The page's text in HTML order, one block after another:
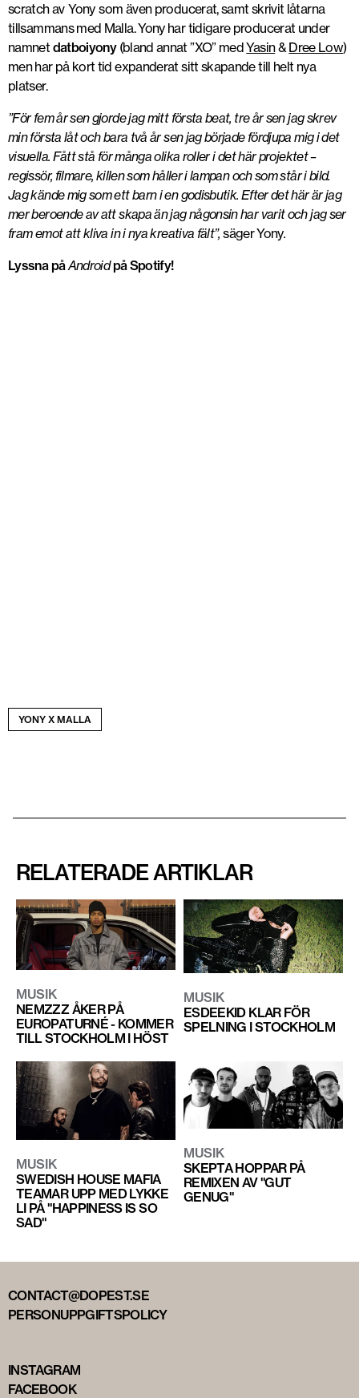
scratch av Yony som även producerat, samt skrivit låtarna
tillsammans med Malla. Yony har tidigare producerat under
namnet datboiyony(bland annat ”XO” medYasin&Dree Low)
men har på kort tid expanderat sitt skapande till helt nya
platser.
”För fem år sen gjorde jag mitt första beat, tre år sen jag skrev
min första låt och bara två år sen jag började fördjupa mig i det
visuella. Fått stå för många olika roller i det här projektet –
regissör, filmare, killen som håller i lampan och som står i bild.
Jag kände mig som ett barn i en godisbutik. Efter det här är jag
mer beroende av att skapa än jag någonsin har varit och jag ser
fram emot att kliva in i nya kreativa fält”,säger Yony.
Lyssna påAndroidpå Spotify!
YONY X MALLA
RELATERADE ARTIKLAR
MUSIK
NEMZZZ ÅKER PÅ
EUROPATURNÉ - KOMMER
TILL STOCKHOLM I HÖST
MUSIK
ESDEEKID KLAR FÖR
SPELNING I STOCKHOLM
MUSIK
SWEDISH HOUSE MAFIA
TEAMAR UPP MED LYKKE
LI PÅ "HAPPINESS IS SO
SAD"
MUSIK
SKEPTA HOPPAR PÅ
REMIXEN AV "GUT
GENUG"
CONTACT@DOPEST.SE
PERSONUPPGIFTSPOLICY
INSTAGRAM
FACEBOOK